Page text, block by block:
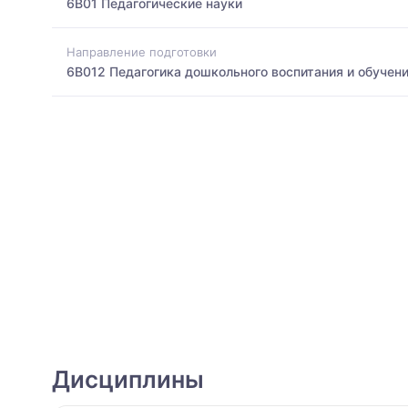
6B01 Педагогические науки
Направление подготовки
6B012 Педагогика дошкольного воспитания и
Дисциплины